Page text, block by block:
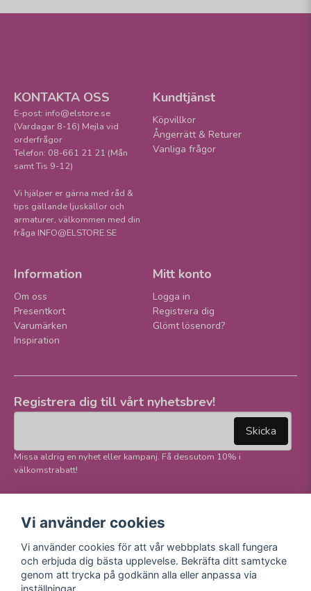
KONTAKTA OSS
E-post: info@elstore.se
(Vardagar 8-16) Mejla vid
orderfrågor
Telefon: 08-661 21 21 (Mån
samt Tis 9-12)
Vi hjälper er gärna med råd &
tips gällande ljuskällor och
armaturer, välkommen med din
fråga INFO@ELSTORE.SE
Kundtjänst
Köpvillkor
Ångerrätt & Returer
Vanliga frågor
Information
Om oss
Presentkort
Varumärken
Inspiration
Mitt konto
Logga in
Registrera dig
Glömt lösenord?
Registrera dig till vårt nyhetsbrev!
Skicka
Missa aldrig en nyhet eller kampanj. Få dessutom 10% i
välkomstrabatt!
sociala medier!
Facebook
Instagram
Youtube
E-handel
Vi använder cookies
Vi använder cookies för att vår webbplats skall fungera
och erbjuda dig bästa upplevelse. Bekräfta ditt samtycke
genom att trycka på godkänn alla eller anpassa via
inställningar